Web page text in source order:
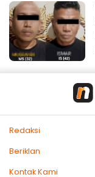
Redaksi
Beriklan
Kontak Kami